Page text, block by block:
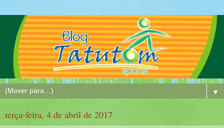
▼
terça-feira, 4 de abril de 2017